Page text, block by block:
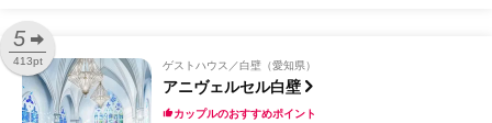
5
413pt ゲストハウス 白壁（愛知県）
アニヴェルセル白壁
カップルのおすすめポイント